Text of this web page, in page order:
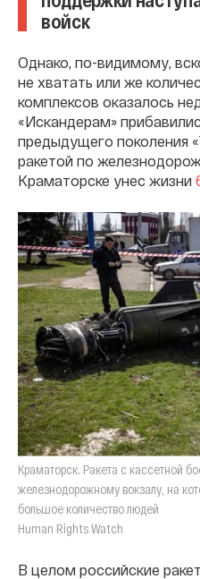
войск
Однако, по-видимому,
не хватать или же
комплексов оказалось
«Искандерам»
предыдущего поколения
ракетой по
Краматорске унес жизни
Краматорск. Ракета с кассетной
железнодорожному вокзалу, на
большое количество людей
Human Rights Watch
В целом российские